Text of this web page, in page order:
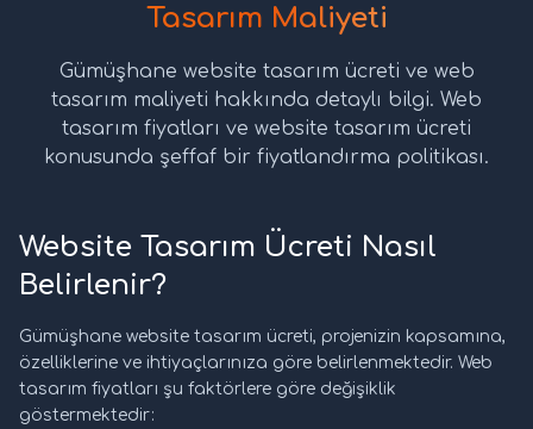
Tasarım Maliyeti
Gümüşhane website tasarım ücreti ve web
tasarım maliyeti hakkında detaylı bilgi. Web
tasarım fiyatları ve website tasarım ücreti
konusunda şeffaf bir fiyatlandırma politikası.
Website Tasarım Ücreti Nasıl
Belirlenir?
Gümüşhane website tasarım ücreti, projenizin kapsamına,
özelliklerine ve ihtiyaçlarınıza göre belirlenmektedir. Web
tasarım fiyatları şu faktörlere göre değişiklik
göstermektedir: